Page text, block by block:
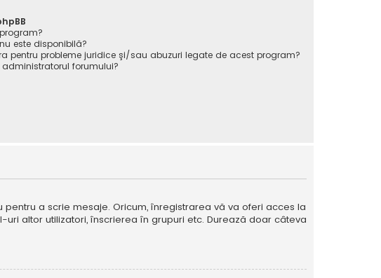
este disponibilă?
pentru probleme juridice şi/sau abuzuri legate de acest program?
forumului?
a scrie mesaje. Oricum, înregistrarea vă va oferi acces la
altor utilizatori, înscrierea în grupuri etc. Durează doar câteva